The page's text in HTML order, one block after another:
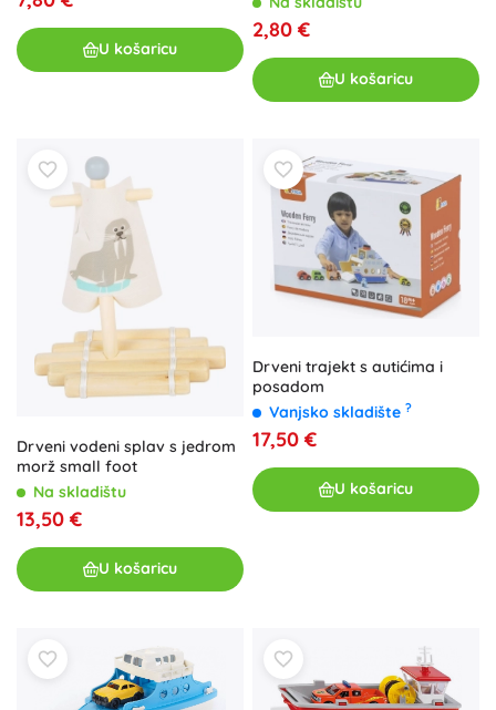
U košaricu
2,80 €
U košaricu
Drveni vodeni splav s jedrom
morž small foot
Na skladištu
13,50 €
U košaricu
Drveni trajekt s autićima i
posadom
Vanjsko skladište ?
17,50 €
U košaricu